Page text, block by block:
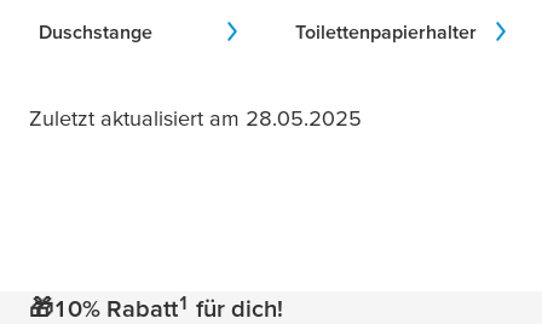
Duschstange Toilettenpapierhalter
Zuletzt aktualisiert am 28.05.2025
🎁10% Rabatt1 für dich!